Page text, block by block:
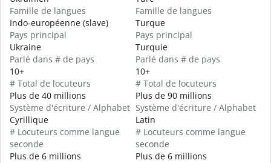
Famille de langues
Indo-européenne (slave)
Pays principal
Ukraine
Parlé dans # de pays
10+
# Total de locuteurs
Plus de 40 millions
Système d'écriture / Alphabet
Cyrillique
# Locuteurs comme langue
seconde
Plus de 6 millions
Famille de langues
Turque
Pays principal
Turquie
Parlé dans # de pays
10+
# Total de locuteurs
Plus de 90 millions
Système d'écriture / Alphabet
Latin
# Locuteurs comme langue
seconde
Plus de 6 millions